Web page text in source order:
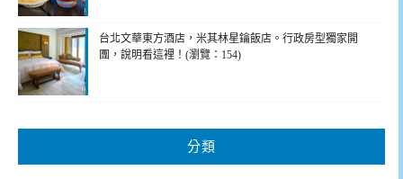
台北文華東方酒店，米其林星鑰飯店。行政房型獨家開
團，說明看這裡！(瀏覽：154)
分類